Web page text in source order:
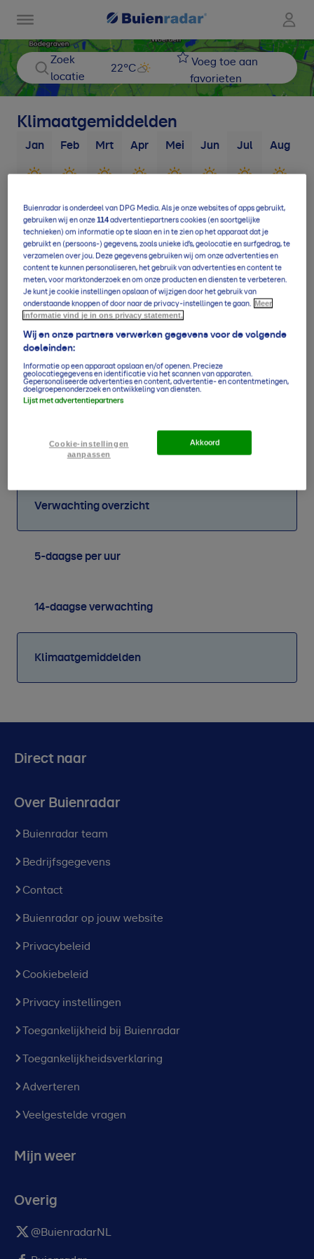
Zoek
locatie
22°C
Voeg toe aan
favorieten
Verwachting overzicht
5-daagse per uur
14-daagse verwachting
Klimaatgemiddelden
Klimaatgemiddelden
Jan
9d
Feb
11d
mm
Mrt
14d
mm
Apr
15d
Mei
18d
51
Jun
17d
57
mm
Jul
20d
65
Aug
Direct naar
Over Buienradar
Buienradar team
Bedrijfsgegevens
Contact
Buienradar op jouw website
Privacybeleid
Cookiebeleid
Privacy instellingen
Toegankelijkheid bij Buienradar
Toegankelijkheidsverklaring
Adverteren
Veelgestelde vragen
Mijn weer
Overig
@BuienradarNL
Buienradar is onderdeel van DPG Media. Als je onze websites of apps gebruikt,
gebruiken wij en onze114advertentiepartners cookies (en soortgelijke
technieken) om informatie op te slaan en in te zien op het apparaat dat je
gebruikt en (persoons-) gegevens, zoals unieke id’s, geolocatie en surfgedrag, te
verzamelen over jou. Deze gegevens gebruiken wij om onze advertenties en
content te kunnen personaliseren, het gebruik van advertenties en content te
meten, voor marktonderzoek en om onze producten en diensten te verbeteren.
Je kunt je cookie instellingen opslaan of wijzigen door het gebruik van
onderstaande knoppen of door naar de privacy-instellingen te gaan. Meer
informatie vind je in ons privacy statement.
Wij en onze partners verwerken gegevens voor de volgende
doeleinden:
Informatie op een apparaat opslaan en/of openen. Precieze
geolocatiegegevens en identificatie via het scannen van apparaten.
Gepersonaliseerde advertenties en content, advertentie- en contentmetingen,
doelgroepenonderzoek en ontwikkeling van diensten.
Lijst met advertentiepartners
Cookie-instellingen
aanpassen
Akkoord